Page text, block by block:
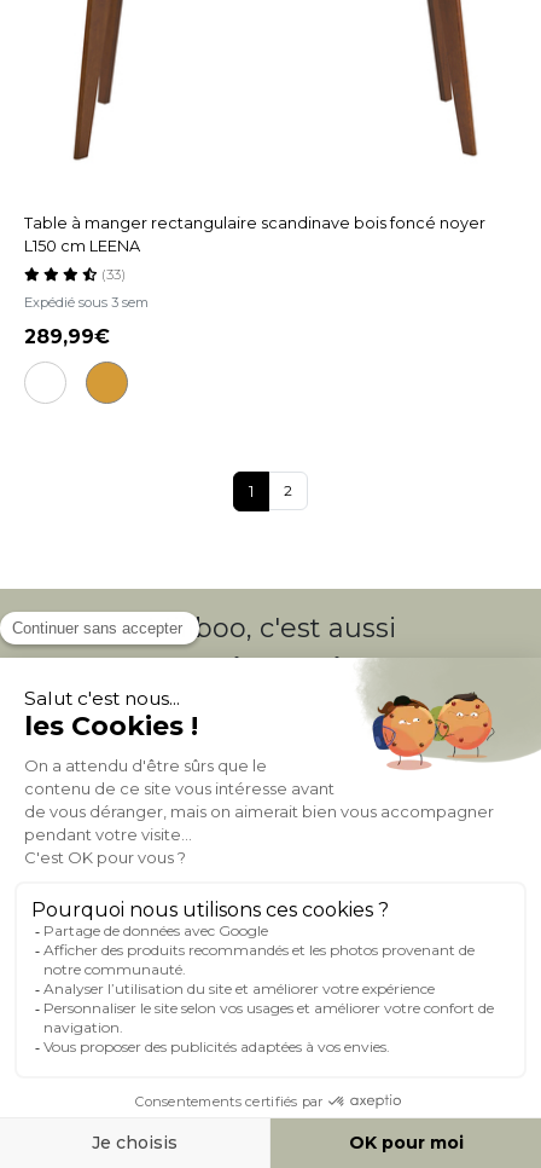
Table à manger rectangulaire scandinave bois foncé noyer
L150 cm LEENA
Expédié sous 3 sem
(33)
289,99
1 2
Miliboo, c'est aussi
des services uniques !
LivraisonGratuite (1)
Fidélité
Expédition en
24/72h
Appel gratuit
0 805 14 44 44